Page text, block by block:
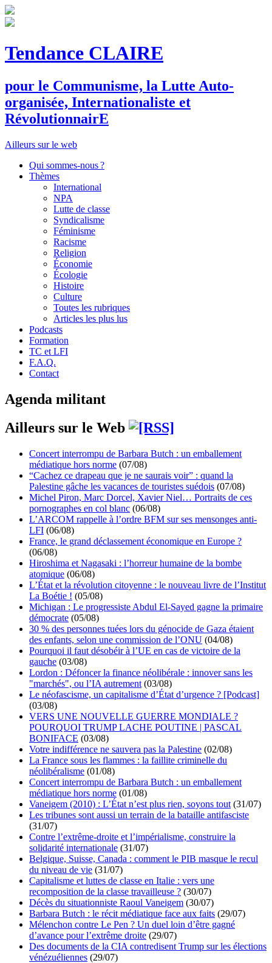
Tendance CLAIRE
pour le Communisme, la Lutte Auto-
organisée, Internationaliste et
RévolutionnairE
Ailleurs sur le web
Qui sommes-nous ?
Thèmes
International
NPA
Lutte de classe
Syndicalisme
Féminisme
Racisme
Religion
Économie
Écologie
Histoire
Culture
Toutes les rubriques
Articles les plus lus
Podcasts
Formation
TC et LFI
F.A.Q.
Contact
Agenda militant
Ailleurs sur le Web
Concert interrompu de Barbara Butch : un emballement
médiatique hors norme (07/08)
“Cachez ce drapeau que je ne saurais voir” : quand la
Palestine gâche les vacances de touristes suédois (07/08)
Michel Piron, Marc Dorcel, Xavier Niel… Portraits de ces
pornographes en col blanc (06/08)
L’ARCOM rappelle à l’ordre BFM sur ses mensonges anti-
LFI (06/08)
France, le grand déclassement économique en Europe ?
(06/08)
Hiroshima et Nagasaki : l’horreur humaine de la bombe
atomique (06/08)
L’État et la révolution citoyenne : le nouveau livre de l’Institut
La Boétie ! (05/08)
Michigan : Le progressiste Abdul El-Sayed gagne la primaire
démocrate (05/08)
30 % des personnes tuées lors du génocide de Gaza étaient
des enfants, selon une commission de l’ONU (04/08)
Pourquoi il faut désobéir à l’UE en cas de victoire de la
gauche (03/08)
Lordon : Défoncer la finance néolibérale : innover sans les
"marchés", ou l’IA autrement (03/08)
Le néofascisme, un capitalisme d’État d’urgence ? [Podcast]
(03/08)
VERS UNE NOUVELLE GUERRE MONDIALE ?
POURQUOI TRUMP LACHE POUTINE | PASCAL
BONIFACE (03/08)
Votre indifférence ne sauvera pas la Palestine (02/08)
La France sous les flammes : la faillite criminelle du
néolibéralisme (01/08)
Concert interrompu de Barbara Butch : un emballement
médiatique hors norme (01/08)
Vaneigem (2010) : L’État n’est plus rien, soyons tout (31/07)
Les tribunes sont aussi un terrain de la bataille antifasciste
(31/07)
Contre l’extrême-droite et l’impérialisme, construire la
solidarité internationale (31/07)
Belgique, Suisse, Canada : comment le PIB masque le recul
du niveau de vie (31/07)
Capitalisme et luttes de classe en Italie : vers une
recomposition de la classe travailleuse ? (30/07)
Décès du situationniste Raoul Vaneigem (30/07)
Barbara Butch : le récit médiatique face aux faits (29/07)
Mélenchon contre Le Pen ? Un duel loin d’être gagné
d’avance pour l’extrême droite (29/07)
Des documents de la CIA contredisent Trump sur les élections
vénézuéliennes (29/07)